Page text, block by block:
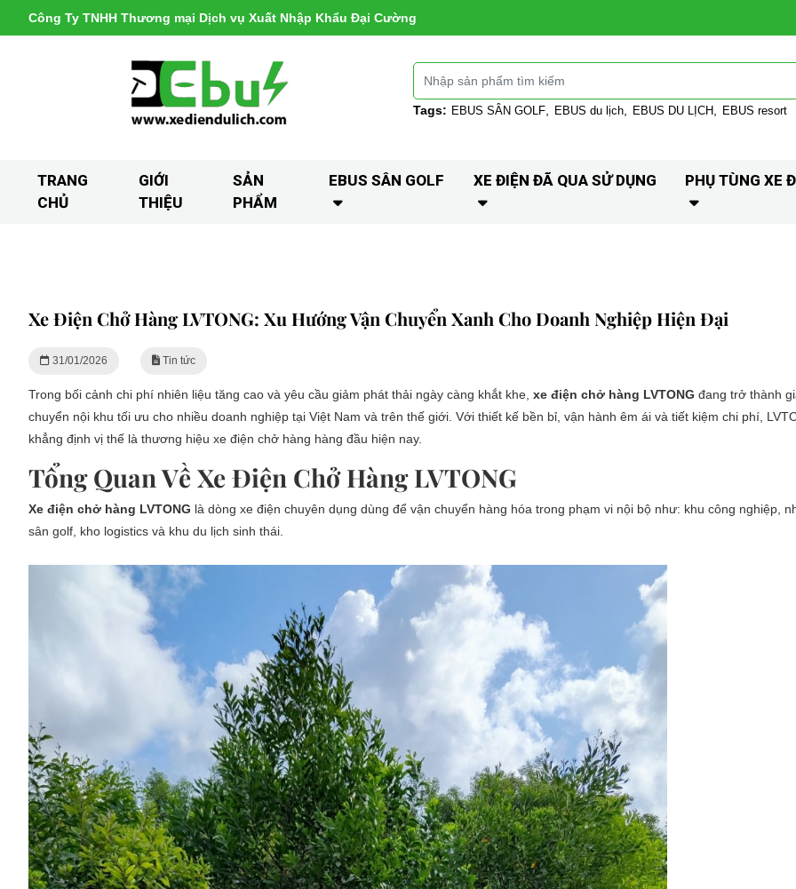
Công Ty TNHH Thương mại Dịch vụ Xuất Nhập Khẩu Đại Cường
Tags: EBUS SÂN GOLF EBUS du lịch EBUS DU LỊCH EBUS resort
TRANG
CHỦ
GIỚI
THIỆU
SẢN
PHẨM
EBUS SÂN GOLF XE ĐIỆN ĐÃ QUA SỬ DỤNG PHỤ TÙNG XE
Xe Điện Chở Hàng LVTONG: Xu Hướng Vận Chuyển Xanh Cho Doanh Nghiệp Hiện Đại
31/01/2026 Tin tức
Trong bối cảnh chi phí nhiên liệu tăng cao và yêu cầu giảm phát thải ngày càng khắt khe, xe điện chở hàng LVTONG đang trở thành
chuyển nội khu tối ưu cho nhiều doanh nghiệp tại Việt Nam và trên thế giới. Với thiết kế bền bỉ, vận hành êm ái và tiết kiệm chi phí,
khẳng định vị thế là thương hiệu xe điện chở hàng hàng đầu hiện nay.
Tổng Quan Về Xe Điện Chở Hàng LVTONG
Xe điện chở hàng LVTONG là dòng xe điện chuyên dụng dùng để vận chuyển hàng hóa trong phạm vi nội bộ như: khu công nghiệp,
sân golf, kho logistics và khu du lịch sinh thái.